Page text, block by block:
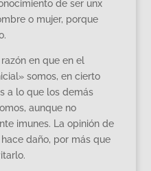
de ser unx
o mujer, porque
en que en el
somos, en cierto
a lo que los demás
aunque no
imunes. La opinión de
hace daño, por más que